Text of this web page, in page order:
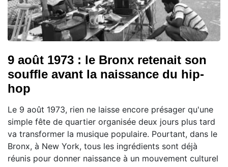
9 août 1973 : le Bronx retenait son
souffle avant la naissance du hip-
hop
Le 9 août 1973, rien ne laisse encore présager qu'une
simple fête de quartier organisée deux jours plus tard
va transformer la musique populaire. Pourtant, dans le
Bronx, à New York, tous les ingrédients sont déjà
réunis pour donner naissance à un mouvement culturel